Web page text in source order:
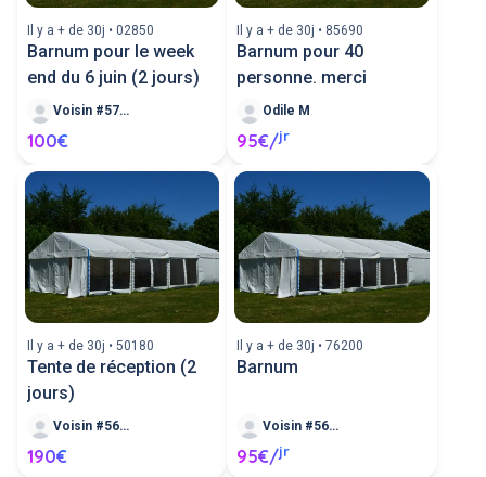
Il y a + de 30j • 02850
Barnum pour le week
end du 6 juin (2 jours)
Voisin #570154
100€
Il y a + de 30j • 85690
Barnum pour 40
personne. merci
Odile M
95€/jr
Il y a + de 30j • 50180
Tente de réception (2
jours)
Voisin #568504
190€
Il y a + de 30j • 76200
Barnum
Voisin #568178
95€/jr